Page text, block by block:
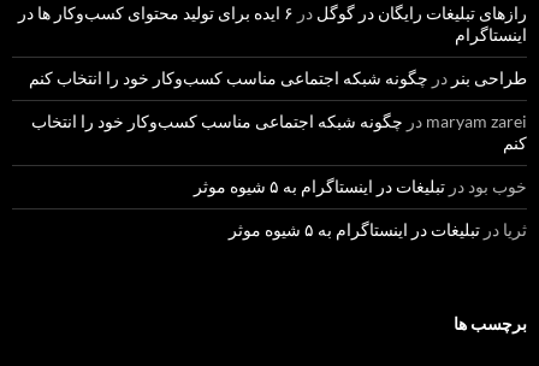
رازهای تبلیغات رایگان در گوگل در
۶ ایده برای تولید محتوای کسب‌و‌کار ها در
اینستاگرام
طراحی بنر در چگونه شبکه اجتماعی مناسب کسب‌وکار خود را انتخاب کنم
maryam zarei در چگونه شبکه اجتماعی مناسب کسب‌وکار خود را انتخاب
کنم
خوب بود در تبلیغات در اینستاگرام به ۵ شیوه موثر
ثریا در تبلیغات در اینستاگرام به ۵ شیوه موثر
برچسب ها